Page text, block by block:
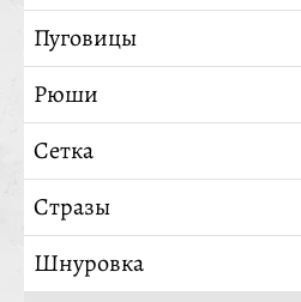
Пуговицы
Рюши
Сетка
Стразы
Шнуровка